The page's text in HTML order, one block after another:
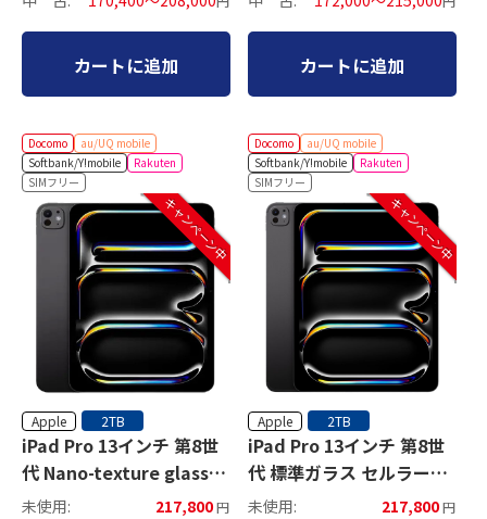
カートに追加 カートに追加
Docomo
au/UQ mobile
Softbank/Y!mobile
Rakuten
SIMフリー
キャンペーン中
Apple 2TB
iPad Pro 13インチ 第8世
代 Nano-texture glass
Wi-Fiモデル
未使用: 217,800円
Docomo
au/UQ mobile
Softbank/Y!mobile
Rakuten
SIMフリー
キャンペーン中
Apple 2TB
iPad Pro 13インチ 第8世
代 標準ガラス セルラーモ
デル
未使用: 217,800円